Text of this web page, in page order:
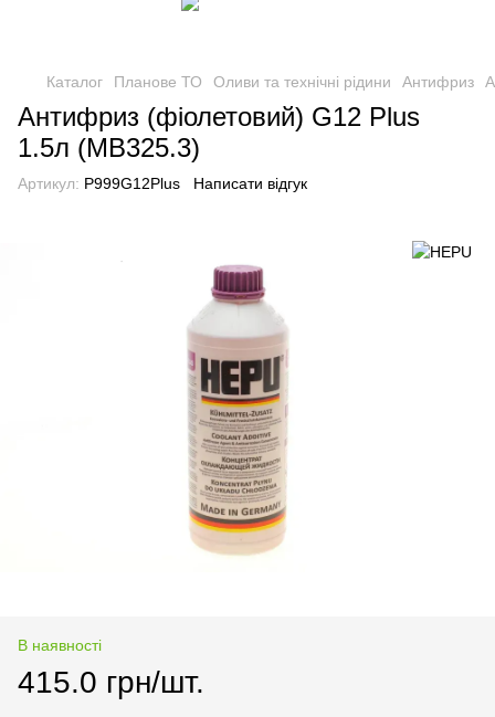
Каталог Планове ТО Оливи та технічні рідини Антифриз
Антифриз (фіолетовий) G12 Plus
1.5л (MB325.3)
Артикул: P999G12Plus Написати відгук
В наявності
415.0 грн/шт.